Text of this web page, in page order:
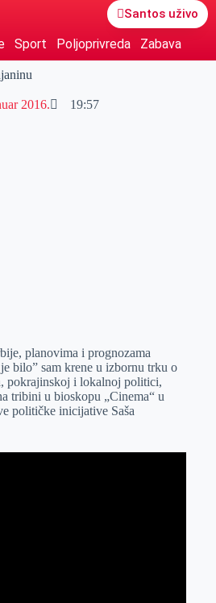
Santos uživo
Sport Poljoprivreda Zabava
2016. 19:57
planovima i prognozama
bilo” sam krene u izbornu trku o
pokrajinskoj i lokalnoj politici,
tribini u bioskopu „Cinema“ u
političke inicijative Saša